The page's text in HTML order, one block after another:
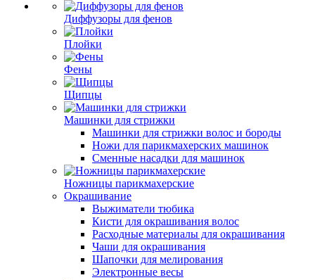
Диффузоры для фенов
Плойки
Фены
Щипцы
Машинки для стрижки
Машинки для стрижки волос и бороды
Ножи для парикмахерских машинок
Сменные насадки для машинок
Ножницы парикмахерские
Окрашивание
Выжиматели тюбика
Кисти для окрашивания волос
Расходные материалы для окрашивания
Чаши для окрашивания
Шапочки для мелирования
Электронные весы